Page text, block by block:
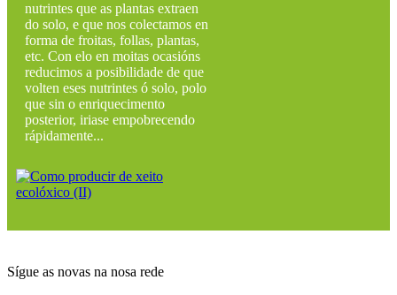
nutrintes que as plantas extraen
do solo, e que nos colectamos en
forma de froitas, follas, plantas,
etc. Con elo en moitas ocasións
reducimos a posibilidade de que
volten eses nutrintes ó solo, polo
que sin o enriquecimento
posterior, iriase empobrecendo
rápidamente...
Sígue as novas na nosa rede